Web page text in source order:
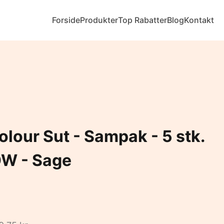
ForsideProdukterTop RabatterBlogKontakt
Sut - Sampak - 5 stk.
- Sage